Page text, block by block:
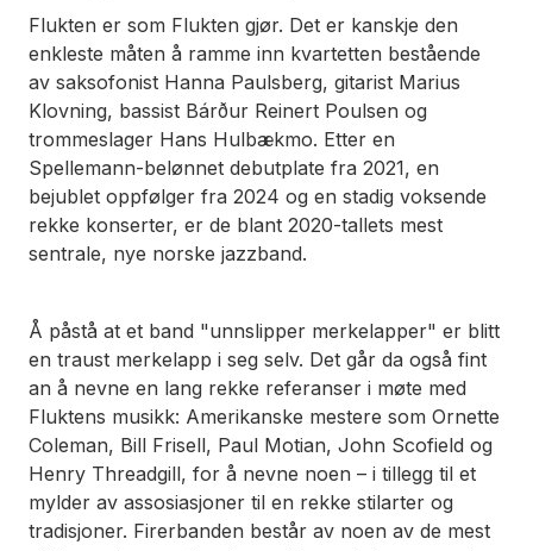
Flukten er som Flukten gjør. Det er kanskje den
enkleste måten å ramme inn kvartetten bestående
av saksofonist Hanna Paulsberg, gitarist Marius
Klovning, bassist Bárður Reinert Poulsen og
trommeslager Hans Hulbækmo. Etter en
Spellemann-belønnet debutplate fra 2021, en
bejublet oppfølger fra 2024 og en stadig voksende
rekke konserter, er de blant 2020-tallets mest
sentrale, nye norske jazzband.
Å påstå at et band "unnslipper merkelapper" er blitt
en traust merkelapp i seg selv. Det går da også fint
an å nevne en lang rekke referanser i møte med
Fluktens musikk: Amerikanske mestere som Ornette
Coleman, Bill Frisell, Paul Motian, John Scofield og
Henry Threadgill, for å nevne noen – i tillegg til et
mylder av assosiasjoner til en rekke stilarter og
tradisjoner. Firerbanden består av noen av de mest